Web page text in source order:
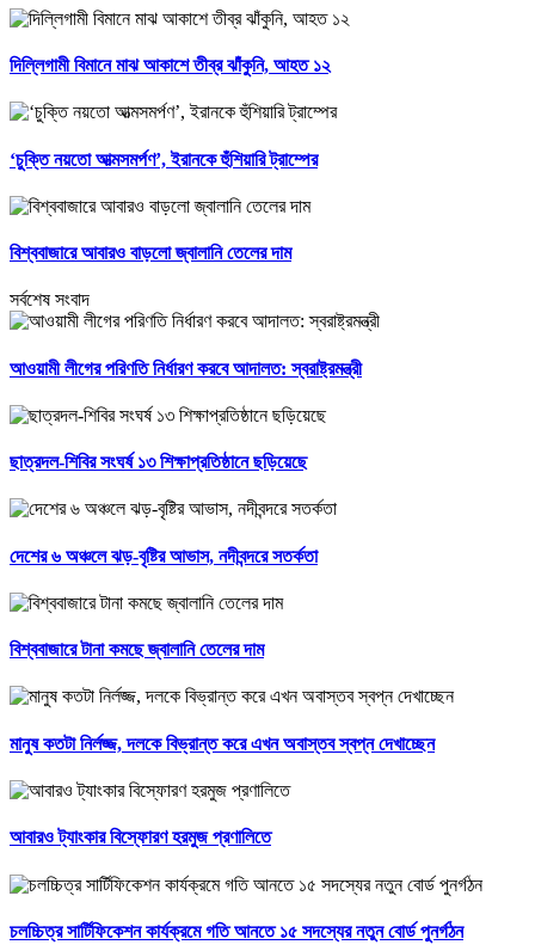
দিল্লিগামী বিমানে মাঝ আকাশে তীব্র ঝাঁকুনি, আহত ১২
‘চুক্তি নয়তো আত্মসমর্পণ’, ইরানকে হুঁশিয়ারি ট্রাম্পের
বিশ্ববাজারে আবারও বাড়লো জ্বালানি তেলের দাম
সর্বশেষ সংবাদ
আওয়ামী লীগের পরিণতি নির্ধারণ করবে আদালত: স্বরাষ্ট্রমন্ত্রী
ছাত্রদল-শিবির সংঘর্ষ ১৩ শিক্ষাপ্রতিষ্ঠানে ছড়িয়েছে
দেশের ৬ অঞ্চলে ঝড়-বৃষ্টির আভাস, নদীবন্দরে সতর্কতা
বিশ্ববাজারে টানা কমছে জ্বালানি তেলের দাম
মানুষ কতটা নির্লজ্জ, দলকে বিভ্রান্ত করে এখন অবাস্তব স্বপ্ন দেখাচ্ছেন
আবারও ট্যাংকার বিস্ফোরণ হরমুজ প্রণালিতে
চলচ্চিত্র সার্টিফিকেশন কার্যক্রমে গতি আনতে ১৫ সদস্যের নতুন বোর্ড পুনর্গঠন